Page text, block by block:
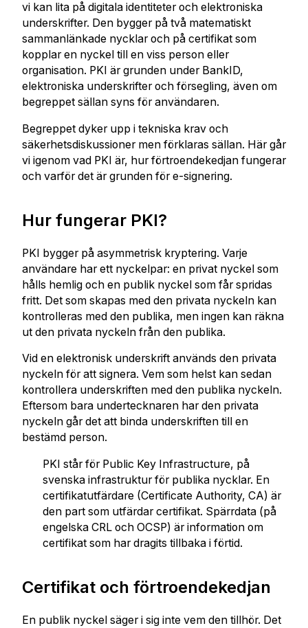
vi kan lita på digitala identiteter och elektroniska
underskrifter. Den bygger på två matematiskt
sammanlänkade nycklar och på certifikat som
kopplar en nyckel till en viss person eller
organisation. PKI är grunden under BankID,
elektroniska underskrifter och försegling, även om
begreppet sällan syns för användaren.
Begreppet dyker upp i tekniska krav och
säkerhetsdiskussioner men förklaras sällan. Här går
vi igenom vad PKI är, hur förtroendekedjan fungerar
och varför det är grunden för e-signering.
Hur fungerar PKI?
PKI bygger på asymmetrisk kryptering. Varje
användare har ett nyckelpar: en privat nyckel som
hålls hemlig och en publik nyckel som får spridas
fritt. Det som skapas med den privata nyckeln kan
kontrolleras med den publika, men ingen kan räkna
ut den privata nyckeln från den publika.
Vid en elektronisk underskrift används den privata
nyckeln för att signera. Vem som helst kan sedan
kontrollera underskriften med den publika nyckeln.
Eftersom bara undertecknaren har den privata
nyckeln går det att binda underskriften till en
bestämd person.
PKI står för Public Key Infrastructure, på
svenska infrastruktur för publika nycklar. En
certifikatutfärdare (Certificate Authority, CA) är
den part som utfärdar certifikat. Spärrdata (på
engelska CRL och OCSP) är information om
certifikat som har dragits tillbaka i förtid.
Certifikat och förtroendekedjan
En publik nyckel säger i sig inte vem den tillhör. Det